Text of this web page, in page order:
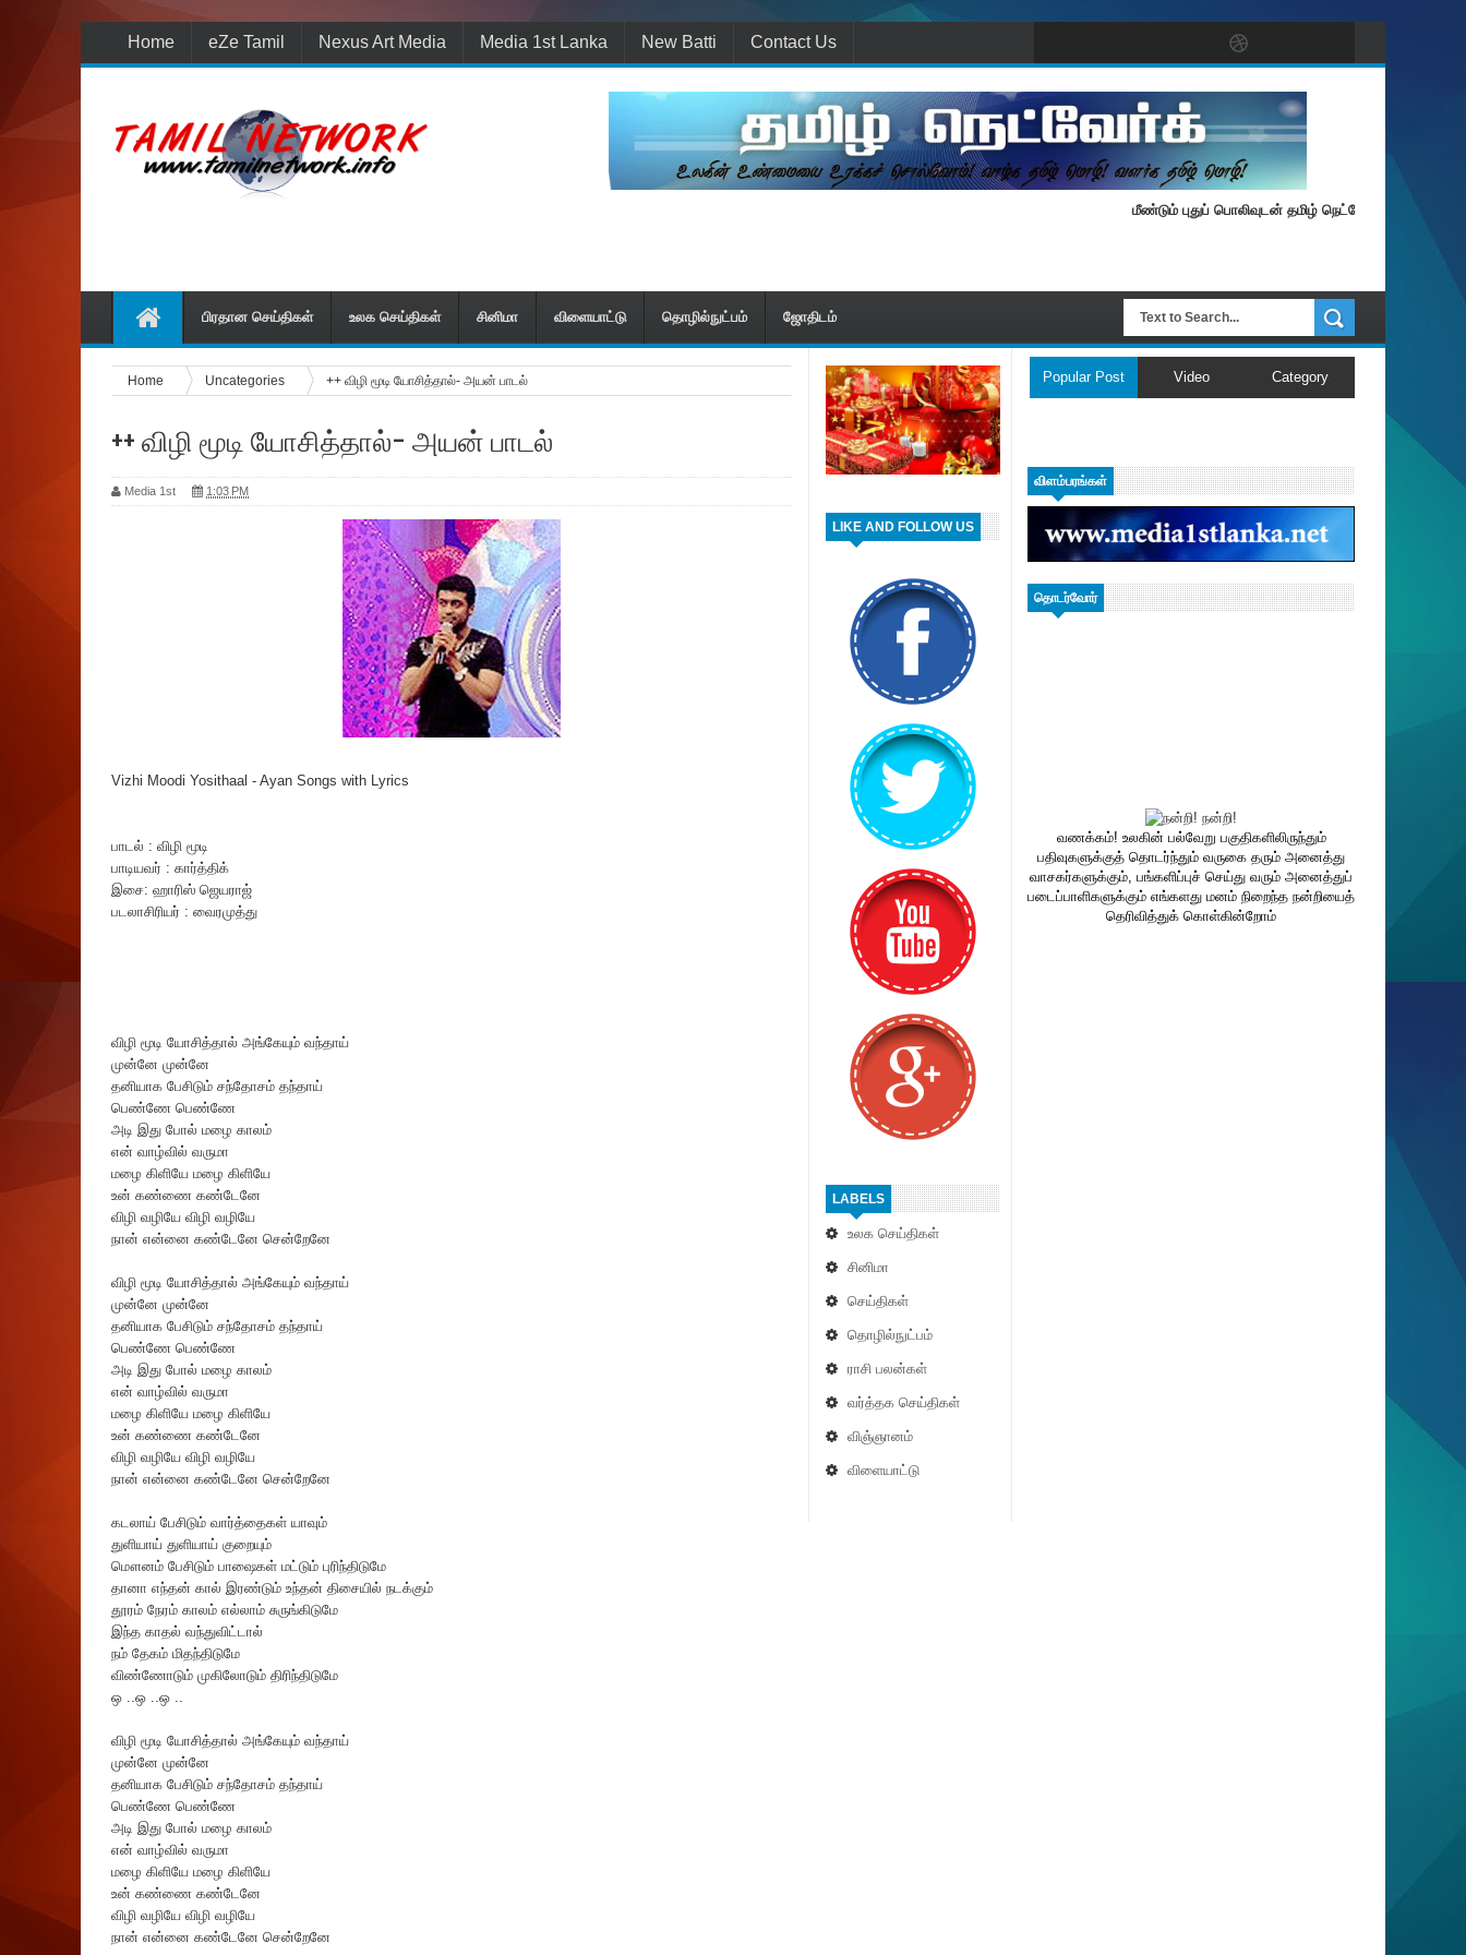
Home eZe Tamil Nexus Art Media Media 1st Lanka New Batti Contact Us
மீண்டும் புதுப் பொலிவுடன் தமிழ் நெட்வேர்க்.
பிரதான செய்திகள் உலக செய்திகள் சினிமா விளையாட்டு தொழில்நுட்பம் ஜோதிடம்
LIKE AND FOLLOW US
LABELS
உலக செய்திகள்
சினிமா
செய்திகள்
தொழில்நுட்பம்
ராசி பலன்கள்
வர்த்தக செய்திகள்
விஞ்ஞானம்
விளையாட்டு
Home Uncategories ++ விழி மூடி யோசித்தால்- அயன் பாடல்
++ விழி மூடி யோசித்தால்- அயன் பாடல்
Media 1st 1:03 PM
Vizhi Moodi Yosithaal - Ayan Songs with Lyrics
பாடல் : விழி மூடி
பாடியவர் : கார்த்திக்
இசை: ஹாரிஸ் ஜெயராஜ்
படலாசிரியர் : வைரமுத்து
விழி மூடி யோசித்தால் அங்கேயும் வந்தாய்
முன்னே முன்னே
தனியாக பேசிடும் சந்தோசம் தந்தாய்
பெண்ணே பெண்ணே
அடி இது போல் மழை காலம்
என் வாழ்வில் வருமா
மழை கிளியே மழை கிளியே
உன் கண்ணை கண்டேனே
விழி வழியே விழி வழியே
நான் என்னை கண்டேனே சென்றேனே
விழி மூடி யோசித்தால் அங்கேயும் வந்தாய்
முன்னே முன்னே
தனியாக பேசிடும் சந்தோசம் தந்தாய்
பெண்ணே பெண்ணே
அடி இது போல் மழை காலம்
என் வாழ்வில் வருமா
மழை கிளியே மழை கிளியே
உன் கண்ணை கண்டேனே
விழி வழியே விழி வழியே
நான் என்னை கண்டேனே சென்றேனே
கடலாய் பேசிடும் வார்த்தைகள் யாவும்
துளியாய் துளியாய் குறையும்
மௌனம் பேசிடும் பாஷைகள் மட்டும் புரிந்திடுமே
தானா எந்தன் கால் இரண்டும் உந்தன் திசையில் நடக்கும்
தூரம் நேரம் காலம் எல்லாம் சுருங்கிடுமே
இந்த காதல் வந்துவிட்டால்
நம் தேகம் மிதந்திடுமே
விண்ணோடும் முகிலோடும் திரிந்திடுமே
ஒ ..ஒ ..ஒ ..
விழி மூடி யோசித்தால் அங்கேயும் வந்தாய்
முன்னே முன்னே
தனியாக பேசிடும் சந்தோசம் தந்தாய்
பெண்ணே பெண்ணே
அடி இது போல் மழை காலம்
என் வாழ்வில் வருமா
மழை கிளியே மழை கிளியே
உன் கண்ணை கண்டேனே
விழி வழியே விழி வழியே
நான் என்னை கண்டேனே சென்றேனே
Popular Post Video Category
விளம்பரங்கள்
தொடர்வோர்
வணக்கம்! உலகின் பல்வேறு பகுதிகளிலிருந்தும்
பதிவுகளுக்குத் தொடர்ந்தும் வருகை தரும் அனைத்து
வாசகர்களுக்கும், பங்களிப்புச் செய்து வரும் அனைத்துப்
படைப்பாளிகளுக்கும் எங்களது மனம் நிறைந்த நன்றியைத்
தெரிவித்துக் கொள்கின்றோம்